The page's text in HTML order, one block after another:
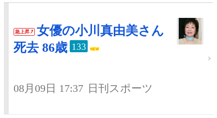
急上昇
女優の小川真由美さん
死去 86歳 133
08月09日 17:37 日刊スポーツ